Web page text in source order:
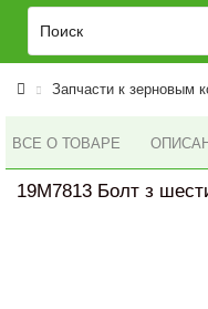
Запчасти к зерновым
ВСЕ О ТОВАРЕ
19M7813 Болт з